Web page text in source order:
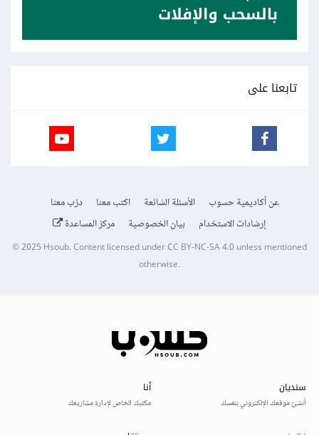
تابعنا على
عن أكاديمية حسوب الأسئلة الشائعة اكتب معنا
درّب معنا
إرشادات الاستخدام
بيان الخصوصية مركز المساعدة
© 2025Hsoub.Content licensed underCC BY-NC-SA 4.0unless mentioned
otherwise.